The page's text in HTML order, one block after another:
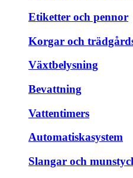
Etiketter och pennor
Korgar och
Växtbelysning
Bevattning
Vattentimers
Automatiskasystem
Slangar och